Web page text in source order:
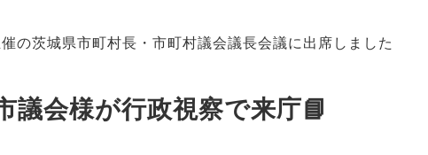
の茨城県市町村長・市町村議会議長会議に出席しました
議会様が行政視察で来庁📘